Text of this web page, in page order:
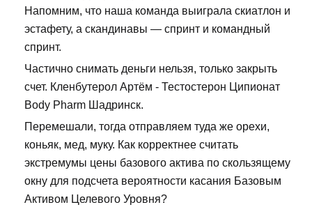
Напомним, что наша команда выиграла скиатлон и
эстафету, а скандинавы — спринт и командный
спринт.
Частично снимать деньги нельзя, только закрыть
счет. Кленбутерол Артём - Тестостерон Ципионат
Body Pharm Шадринск.
Перемешали, тогда отправляем туда же орехи,
коньяк, мед, муку. Как корректнее считать
экстремумы цены базового актива по скользящему
окну для подсчета вероятности касания Базовым
Активом Целевого Уровня?